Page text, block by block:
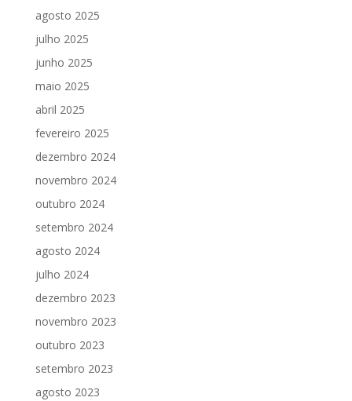
agosto 2025
julho 2025
junho 2025
maio 2025
abril 2025
fevereiro 2025
dezembro 2024
novembro 2024
outubro 2024
setembro 2024
agosto 2024
julho 2024
dezembro 2023
novembro 2023
outubro 2023
setembro 2023
agosto 2023